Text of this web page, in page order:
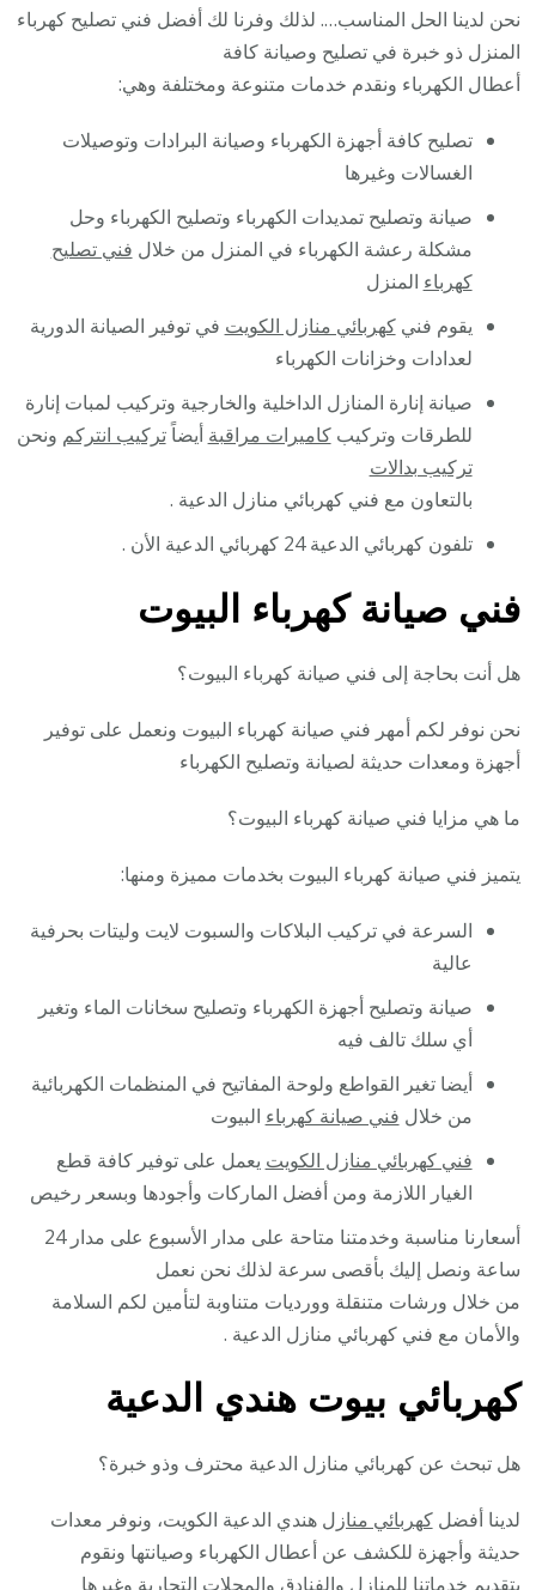
نحن لدينا الحل المناسب…. لذلك وفرنا لك أفضل فني تصليح كهرباء
المنزل ذو خبرة في تصليح وصيانة كافة
أعطال الكهرباء ونقدم خدمات متنوعة ومختلفة وهي:
تصليح كافة أجهزة الكهرباء وصيانة البرادات وتوصيلات
الغسالات وغيرها
صيانة وتصليح تمديدات الكهرباء وتصليح الكهرباء وحل
مشكلة رعشة الكهرباء في المنزل من خلال فني تصليح
كهرباء المنزل
يقوم فنيكهربائي منازل الكويت في توفير الصيانة الدورية
لعدادات وخزانات الكهرباء
صيانة إنارة المنازل الداخلية والخارجية وتركيب لمبات إنارة
للطرقات وتركيبكاميرات مراقبة أيضاًتركيب انتركم ونحن
تركيب بدالات
بالتعاون مع فني كهربائي منازل الدعية .
تلفون كهربائي الدعية 24 كهربائي الدعية الأن .
فني صيانة كهرباء البيوت
هل أنت بحاجة إلى فني صيانة كهرباء البيوت؟
نحن نوفر لكم أمهر فني صيانة كهرباء البيوت ونعمل على توفير
أجهزة ومعدات حديثة لصيانة وتصليح الكهرباء
ما هي مزايا فني صيانة كهرباء البيوت؟
يتميز فني صيانة كهرباء البيوت بخدمات مميزة ومنها:
السرعة في تركيب البلاكات والسبوت لايت وليتات بحرفية
عالية
صيانة وتصليح أجهزة الكهرباء وتصليح سخانات الماء وتغير
أي سلك تالف فيه
أيضا تغير القواطع ولوحة المفاتيح في المنظمات الكهربائية
من خلال فني صيانة كهرباء البيوت
فني كهربائي منازل الكويت يعمل على توفير كافة قطع
الغيار اللازمة ومن أفضل الماركات وأجودها وبسعر رخيص
أسعارنا مناسبة وخدمتنا متاحة على مدار الأسبوع على مدار 24
ساعة ونصل إليك بأقصى سرعة لذلك نحن نعمل
من خلال ورشات متنقلة وورديات متناوبة لتأمين لكم السلامة
والأمان مع فني كهربائي منازل الدعية .
كهربائي بيوت هندي الدعية
هل تبحث عن كهربائي منازل الدعية محترف وذو خبرة؟
لدينا أفضلكهربائي منازل هندي الدعية الكويت، ونوفر معدات
حديثة وأجهزة للكشف عن أعطال الكهرباء وصيانتها ونقوم
بتقديم خدماتنا للمنازل والفنادق والمحلات التجارية وغيرها